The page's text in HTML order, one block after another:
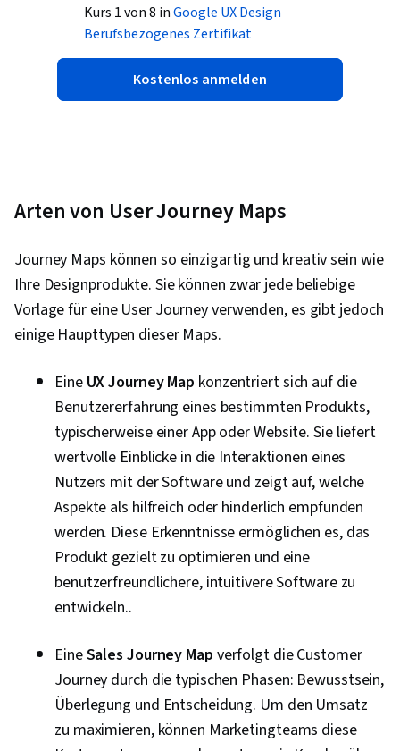
Kurs 1 von 8 inGoogle UX Design
Berufsbezogenes Zertifikat
Kostenlos anmelden
Arten von User Journey Maps
Journey Maps können so einzigartig und kreativ sein wie
Ihre Designprodukte. Sie können zwar jede beliebige
Vorlage für eine User Journey verwenden, es gibt jedoch
einige Haupttypen dieser Maps.
Eine UX Journey Map konzentriert sich auf die
Benutzererfahrung eines bestimmten Produkts,
typischerweise einer App oder Website. Sie liefert
wertvolle Einblicke in die Interaktionen eines
Nutzers mit der Software und zeigt auf, welche
Aspekte als hilfreich oder hinderlich empfunden
werden. Diese Erkenntnisse ermöglichen es, das
Produkt gezielt zu optimieren und eine
benutzerfreundlichere, intuitivere Software zu
entwickeln..
EineSales Journey Map verfolgt die Customer
Journey durch die typischen Phasen: Bewusstsein,
Überlegung und Entscheidung. Um den Umsatz
zu maximieren, können Marketingteams diese